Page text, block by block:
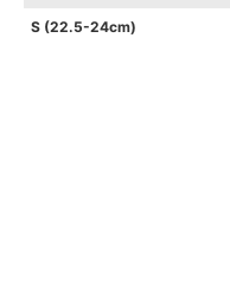
S (22.5-24cm)